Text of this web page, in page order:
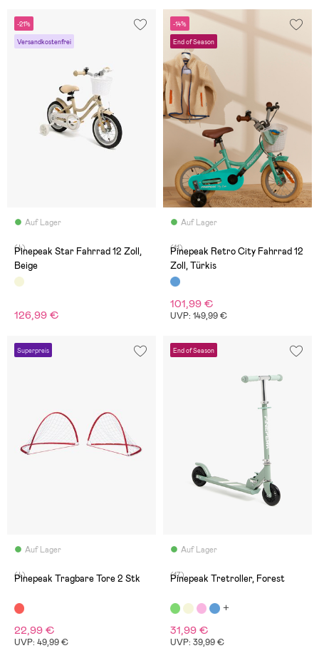
-21%
Versandkostenfrei
Auf Lager
(4)
Pinepeak Star Fahrrad 12 Zoll,
Beige
126,99 €
-14%
End of Season
Auf Lager
(11)
Pinepeak Retro City Fahrrad 12
Zoll, Türkis
101,99 €
UVP: 149,99 €
Superpreis
Auf Lager
(4)
Pinepeak Tragbare Tore 2 Stk
22,99 €
UVP: 49,99 €
End of Season
Auf Lager
(17)
Pinepeak Tretroller, Forest
31,99 €
UVP: 39,99 €